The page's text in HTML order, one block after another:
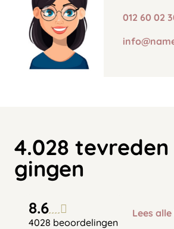
012 60 02
4.028
gingen
8.6
4028 beoordelingen
Lees